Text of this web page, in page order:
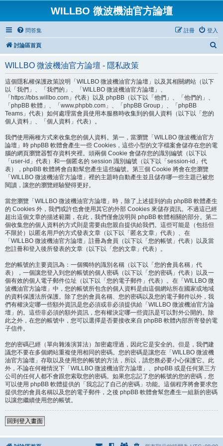
WILLBO 微波機油官方論壇
問答集 登入
註冊
討論區首頁
WILLBO 微波機油官方論壇 - 隱私政策
這個隱私權保護政策說明「WILLBO 微波機油官方論壇」以及其相關網站（以下
以「我們」、「我們的」、「WILLBO 微波機油官方論壇」、
「https://bbs.willbo.com」代表）以及 phpBB（以下以「他們」、「他們的」、
「phpBB 軟體」、「www.phpbb.com」、「phpBB Group」、「phpBB
Teams」代表）如何處理當會員使用本服務時收集到的個人資料（以下以「您的
個人資料」、「個人資料」代表）。
我們使用兩種方式來收集您的個人資料。第一，當瀏覽「WILLBO 微波機油官方
論壇」時 phpBB 軟體會產生一些 Cookies，這些小型的文字檔案會儲存在您的電
腦的網頁瀏覽器暫存資料夾裡。頭兩個 Cookie 會儲存您的識別編號（以下以
「user-id」代表）和一個匿名的 session 識別編號（以下以「session-id」代
表），phpBB 軟體將會自動幫您產生這些編號。第三個 Cookie 將會在您瀏覽
「WILLBO 微波機油官方論壇」裡的主題時自動產生並且儲存哪一些主題已被您
閱讀，讓您的瀏覽經驗變得更好。
當您瀏覽「WILLBO 微波機油官方論壇」時，除了上述提到的由 phpBB 軟體產生
的 Cookies 外，我們或許也會使用其它的外部 Cookies 來儲存資訊。不過這已經
超出這個文章的描述範圍，在此，我們僅會說明與 phpBB 軟體相關的部分。第二
個收集您的個人資料的方式則是需要由您親自提供給我們。這些可能是（包括但
不限於）以匿名用戶的方式發表文章（以下以「匿名文章」代表）、在
「WILLBO 微波機油官方論壇」註冊為會員（以下以「您的帳號」代表）以及當
您註冊和登入後所發表的文章（以下以「您的文章」代表）。
您的帳號的主要資訊為：一個獨特的識別名稱（以下以「您的會員名稱」代
表），一個讓您登入到您的帳號的個人密碼（以下以「您的密碼」代表）以及一
個有效的個人電子郵件位址（以下以「您的電子郵件」代表）。在「WILLBO 微
波機油官方論壇」中，您的帳號所包含的個人資料是由這個網站所在國家或地域
的資料保護法所保護。除了您的會員名稱、您的密碼以及您的電子郵件以外，我
們有權決定哪一些額外資訊是您必須或非必須提供給「WILLBO 微波機油官方論
壇」的。這些非必須的額外資訊，您有權決定哪一些資訊是可以對外公開的。除
此之外，在您的帳號中，您可以選擇是否要接收來自 phpBB 軟體內部所寄發的電
子信件。
您的密碼已經（單向雜湊演算法）加密處理過，因此它是安全的。但是，我們建
議您不要在多個網站重複使用相同的密碼。您的密碼是讓您在「WILLBO 微波機
油官方論壇」存取以及使用您的帳號的方法，所以，請您務必要小心保護它。此
外，不論在何種情況下「WILLBO 微波機油官方論壇」、phpBB 或是任何第三方
公司的任何人都不會跟您索取您的密碼。如果您忘記了您的帳號的您的密碼，您
可以使用 phpBB 軟體提供的「我忘記了自己的密碼」功能。這個程序將會要求您
提供您的會員名稱以及您的電子郵件，之後 phpBB 軟體會幫您產生一組新的密碼
以讓您繼續使用您的帳號。
回到登入畫面